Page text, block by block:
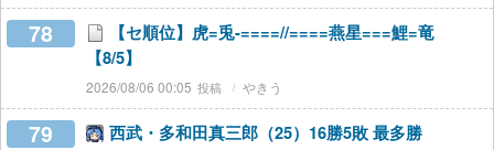
78
【セ順位】虎=兎-====//====燕星===鯉=竜
【8/5】
2026/08/06 00:05 やきう
79 西武・多和田真三郎（25）16勝5敗 最多勝